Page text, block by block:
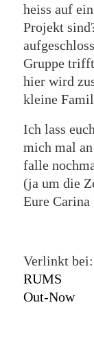
heiss auf
Projekt
Gruppe
hier wird
kleine
Ich lass
mich mal
falle
(ja um die
Eure Carina
Verlinkt bei:
RUMS
Out-Now